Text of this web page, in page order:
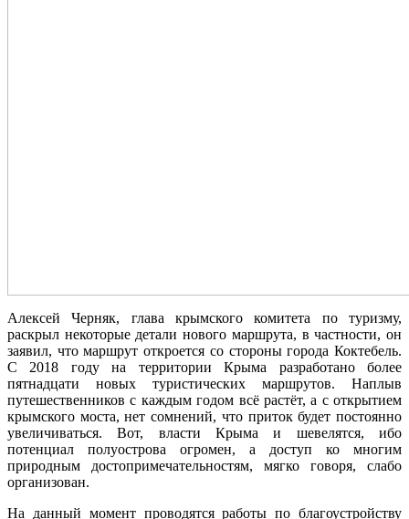
Алексей Черняк, глава крымского комитета по туризму,
раскрыл некоторые детали нового маршрута, в частности, он
заявил, что маршрут откроется со стороны города Коктебель.
С 2018 году на территории Крыма разработано более
пятнадцати новых туристических маршрутов. Наплыв
путешественников с каждым годом всё растёт, а с открытием
крымского моста, нет сомнений, что приток будет постоянно
увеличиваться. Вот, власти Крыма и шевелятся, ибо
потенциал полуострова огромен, а доступ ко многим
природным достопримечательностям, мягко говоря, слабо
организован.
На данный момент проводятся работы по благоустройству